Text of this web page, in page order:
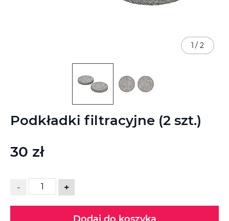
Podkładki filtracyjne (2 szt.)
30 zł
- +
1 / 2
na